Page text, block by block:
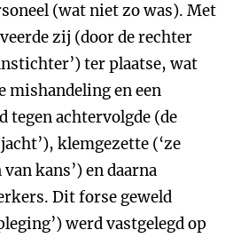
(wat niet zo was). Met
zij (door de rechter
ter plaatse, wat
mishandeling en een
tegen achtervolgde (de
klemgezette (‘ze
kans’) en daarna
Dit forse geweld
werd vastgelegd op